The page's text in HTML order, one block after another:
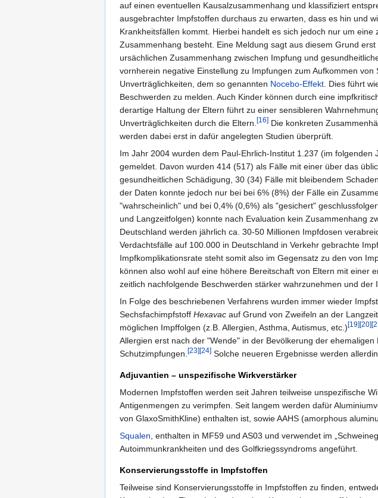
auf einen eventuellen Kausalzusammenhang und klassifiziert
ausgebrachter Impfstoffen durchaus zu erwarten, dass es hin und
Krankheitsfällen kommt. Hierbei handelt es sich jedoch nur um
Zusammenhang besteht. Eine Meldung sagt aus diesem Grund
ursächlichen Zusammenhang zwischen Impfung und
vornherein negative Einstellung zu Impfungen zum Aufkommen
Unverträglichkeiten, dem so genannten Nocebo-Effekt. Dies führt
Beschwerden zu melden. Auch Kinder können durch eine
derartige Haltung der Eltern führt zu einer sensibleren
Unverträglichkeiten durch die Eltern.[16] Die konkreten
werden dabei erst in dafür angelegten Studien überprüft.
Im Jahr 2004 wurden dem Paul-Ehrlich-Institut 1.237 (im
gemeldet. Davon wurden 414 (517) als Fälle mit einer über das
gesundheitlichen Schädigung, 30 (34) Fälle mit bleibendem
der Daten konnte jedoch nur bei bei 6% (8%) der Fälle ein
"wahrscheinlich" und bei 0,4% (0,6%) als "gesichert"
und Langzeitfolgen) konnte nach Evaluation kein Zusammenhang
Deutschland werden jährlich ca. 30-50 Millionen Impfdosen
Verdachtsfälle auf 100.000 in Deutschland in Verkehr gebrachte
Impfkomplikationsrate steht somit also im Gegensatz zu den von
können also wohl auf eine höhere Bereitschaft von Eltern mit einer
zeitlich nachfolgende Beschwerden stärker wahrzunehmen und der
In Folge des beschriebenen Verfahrens wurden immer wieder
Sechsfachimpfstoff Hexavac auf Grund von Zweifeln an der
möglichen Impffolgen (z.B. Allergien, Asthma, Autismus, etc.)[19][20]
Allergien erst nach der "Wende" in der Bevölkerung der
Schutzimpfungen.[23][24] Solche neueren Ergebnisse werden
Adjuvantien – unspezifische Wirkverstärker
Modernen Impfstoffen werden seit Jahren teilweise unspezifische
Antigenmengen zu verimpfen. Seit langem werden dafür
von GlaxoSmithKline) enthalten ist, sowie AAHS (amorphous
Squalen, enthalten in MF59 und AS03 und verwendet im
Autoimmunkrankheiten und des Golfkriegssyndroms angeführt.
Konservierungsstoffe in Impfstoffen
Teilweise sind Konservierungsstoffe in Impfstoffen zu finden,